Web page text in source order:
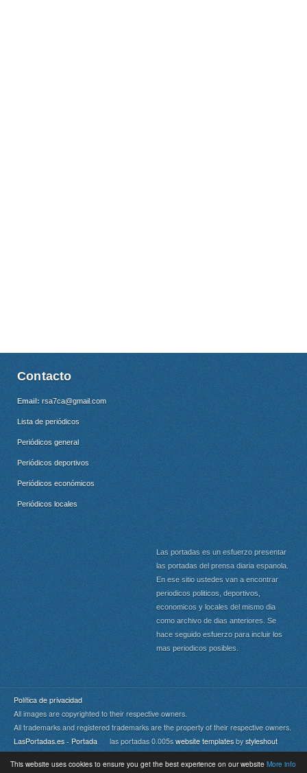
This website uses cookies to ensure you get the best experience on our website More info
Contacto
Email: rsa7ca@gmail.com
Lista de periódicos
Periódicos general
Periódicos deportivos
Periódicos económicos
Periódicos locales
Las portadas es un esfuerzo presentar
las portadas del prensa diaria espanola.
En ese sitio ustedes van a encontrar
periodicos politicos, deportivos,
economicos y locales del mismo dia
como archivo de dias anteriores. Se
hace seguido esfuerzo para incluir los
mas periodicos posibles.
Política de privacidad
All images are copyrighted to their respective owners.
All trademarks and registered trademarks are the property of their respective owners.
LasPortadas.es - Portada las portadas 0.005s website templates by styleshout